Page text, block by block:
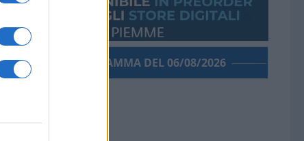
PORROGRAMMA DEL 06/08/2026